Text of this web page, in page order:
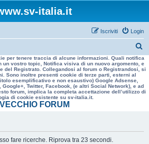
italia.it
Login
Iscriviti
e
r
a
per tenere traccia di alcune informazioni. Quali notifica
vostro topic, Notifica visiva di un nuovo argomento, e
del Registrato. Collegandosi al forum o Registrandosi, si
Sono inoltre presenti cookie di terze parti, esterni al
esemplificativo e non esaustivo) Google Adsense,
Google+, Twitter, Facebook, (e altri Social Network), e ad
forum, implica la completa accettazione dell’utilizzo di
di cookie esistente su sv-italia.it.
VECCHIO FORUM
fare ricerche. Riprova tra 23 secondi.